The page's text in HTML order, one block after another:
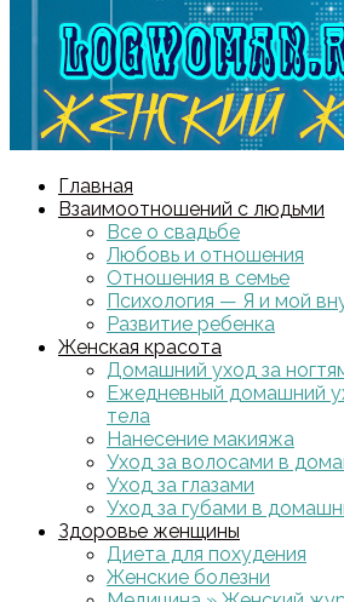
Главная
Взаимоотношений с людьми
Все о свадьбе
Любовь и отношения
Отношения в семье
Психология — Я и мой
Развитие ребенка
Женская красота
Домашний уход за
Ежедневный домашний
тела
Нанесение макияжа
Уход за волосами в
Уход за глазами
Уход за губами в
Здоровье женщины
Диета для похудения
Женские болезни